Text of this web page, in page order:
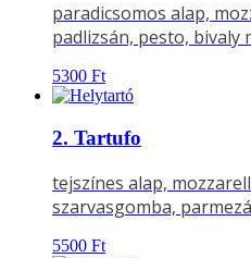
paradicsomos alap,
padlizsán, pesto, bivaly
5300 Ft
2. Tartufo
tejszínes alap,
szarvasgomba,
5500 Ft